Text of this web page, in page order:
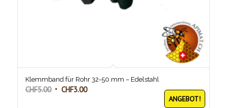
Klemmband für Rohr 32-50 mm – Edelstahl
CHF5.00 Ursprünglicher
CHF3.00Aktueller
ANGEBOT!